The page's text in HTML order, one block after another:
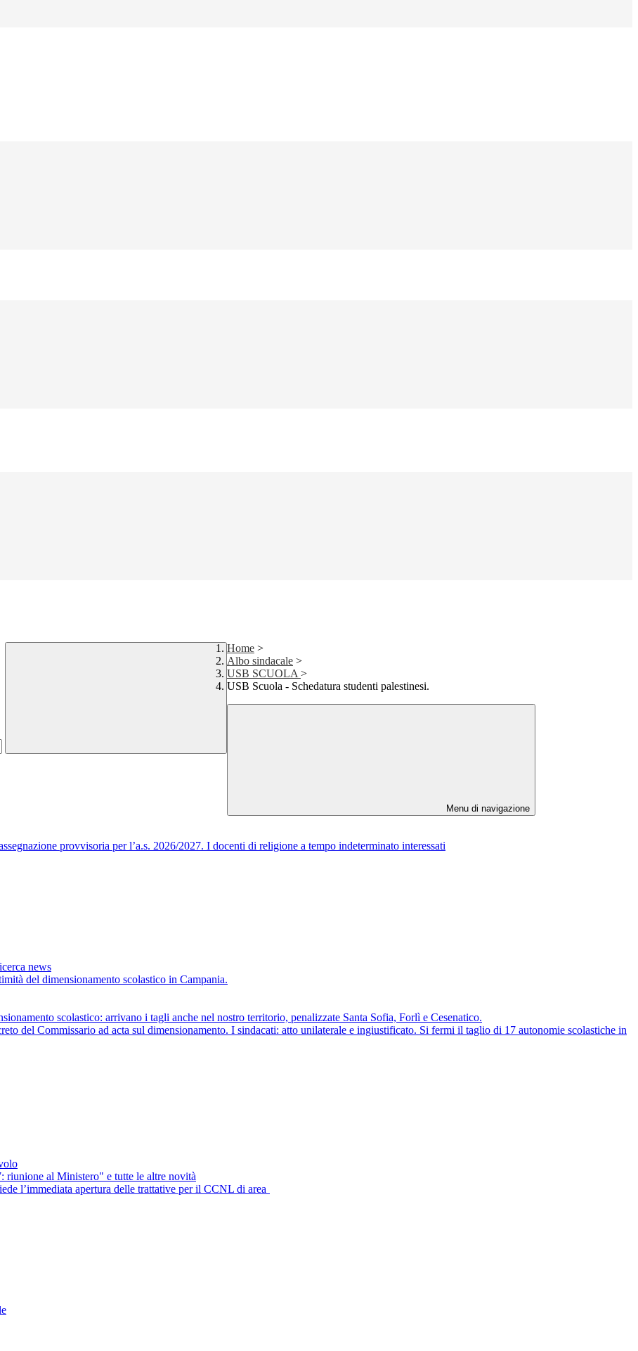
Home >
Albo sindacale >
USB SCUOLA >
USB Scuola - Schedatura studenti palestinesi.
Menu di navigazione
provvisoria per l’a.s. 2026/2027. I docenti di religione a tempo indeterminato interessati
news
del dimensionamento scolastico in Campania.
scolastico: arrivano i tagli anche nel nostro territorio, penalizzate Santa Sofia, Forlì e Cesenatico.
del Commissario ad acta sul dimensionamento. I sindacati: atto unilaterale e ingiustificato. Si fermi il taglio di 17 autonomie scolastiche in
al Ministero" e tutte le altre novità
l’immediata apertura delle trattative per il CCNL di area